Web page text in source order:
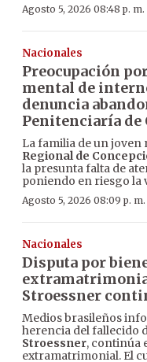
Agosto 5, 2026 08:48 p. m.
Nacionales
Preocupación
mental de
denuncia
Penitenciaría de
La familia de un joven
Regional de
la presunta falta de
poniendo en riesgo la
Agosto 5, 2026 08:09 p. m.
Nacionales
Disputa por
Stroessner
Medios brasileños
herencia del fallecido
Stroessner, continúa
extramatrimonial. El